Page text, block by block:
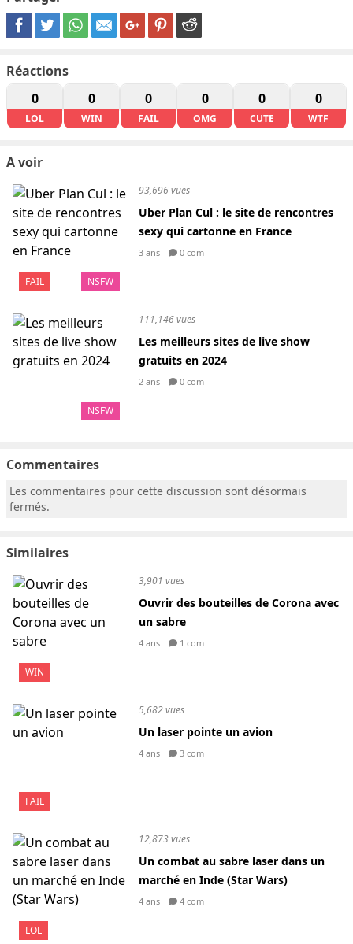
Réactions
0
LOL
0
WIN
0
FAIL
0
OMG
0
CUTE
0
WTF
A voir
FAIL NSFW
93,696 vues
Uber Plan Cul : le site de rencontres
sexy qui cartonne en France
3 ans 0 com
NSFW
111,146 vues
Les meilleurs sites de live show
gratuits en 2024
2 ans 0 com
Commentaires
Les commentaires pour cette discussion sont désormais
fermés.
Similaires
WIN
3,901 vues
Ouvrir des bouteilles de Corona avec
un sabre
4 ans 1 com
FAIL
5,682 vues
Un laser pointe un avion
4 ans 3 com
LOL
12,873 vues
Un combat au sabre laser dans un
marché en Inde (Star Wars)
4 ans 4 com